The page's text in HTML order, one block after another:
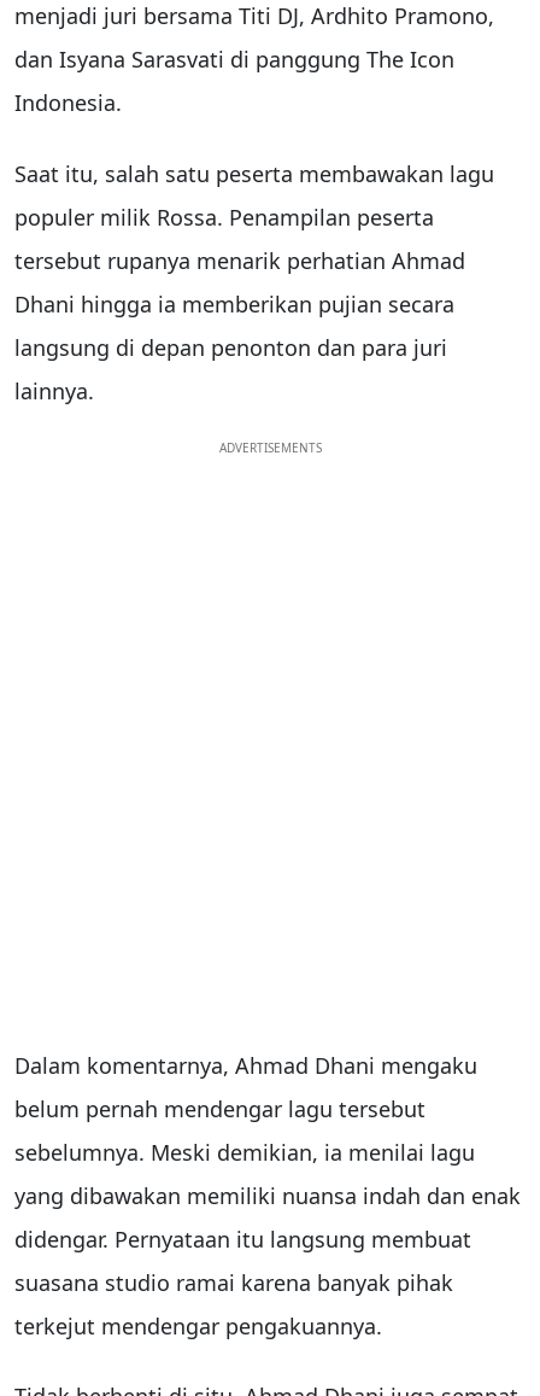
menjadi juri bersama Titi DJ, Ardhito Pramono,
dan Isyana Sarasvati di panggung The Icon
Indonesia.
Saat itu, salah satu peserta membawakan lagu
populer milik Rossa. Penampilan peserta
tersebut rupanya menarik perhatian Ahmad
Dhani hingga ia memberikan pujian secara
langsung di depan penonton dan para juri
lainnya.
ADVERTISEMENTS
Dalam komentarnya, Ahmad Dhani mengaku
belum pernah mendengar lagu tersebut
sebelumnya. Meski demikian, ia menilai lagu
yang dibawakan memiliki nuansa indah dan enak
didengar. Pernyataan itu langsung membuat
suasana studio ramai karena banyak pihak
terkejut mendengar pengakuannya.